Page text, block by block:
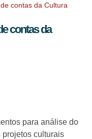
contas da Cultura
contas da
para análise do
projetos culturais